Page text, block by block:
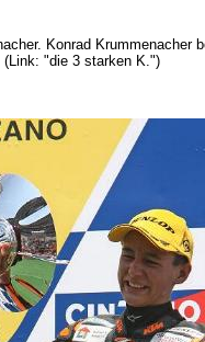
Konrad Krummenacher
"die 3 starken K.")